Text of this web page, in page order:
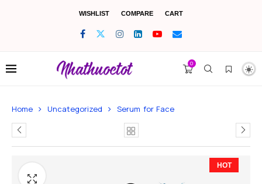
WISHLIST COMPARE CART
0
Home Uncategorized Serum for Face
HOT